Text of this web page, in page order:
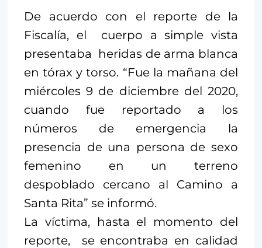
De acuerdo con el reporte de la
Fiscalía, el cuerpo a simple vista
presentaba heridas de arma blanca
en tórax y torso. “Fue la mañana del
miércoles 9 de diciembre del 2020,
cuando fue reportado a los
números de emergencia la
presencia de una persona de sexo
femenino en un terreno
despoblado cercano al Camino a
Santa Rita” se informó.
La víctima, hasta el momento del
reporte, se encontraba en calidad